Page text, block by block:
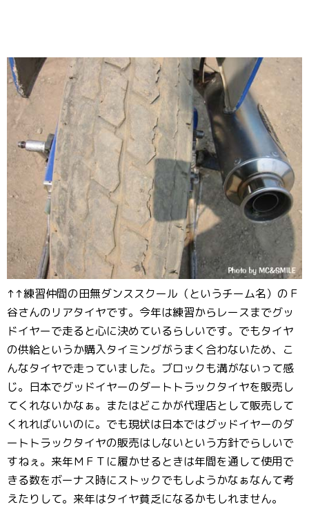
↑↑練習仲間の田無ダンススクール（というチーム名）のＦ
谷さんのリアタイヤです。今年は練習からレースまでグッ
ドイヤーで走ると心に決めているらしいです。でもタイヤ
の供給というか購入タイミングがうまく合わないため、こ
んなタイヤで走っていました。ブロックも溝がないって感
じ。日本でグッドイヤーのダートトラックタイヤを販売し
てくれないかなぁ。またはどこかが代理店として販売して
くれればいいのに。でも現状は日本ではグッドイヤーのダ
ートトラックタイヤの販売はしないという方針でらしいで
すねぇ。来年ＭＦＴに履かせるときは年間を通して使用で
きる数をボーナス時にストックでもしようかなぁなんて考
えたりして。来年はタイヤ貧乏になるかもしれません。